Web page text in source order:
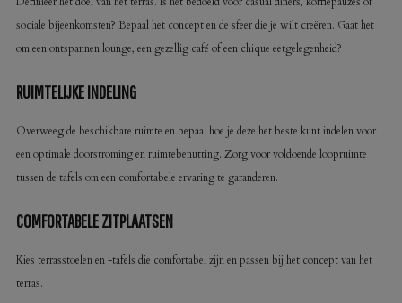
sociale bijeenkomsten? Bepaal het concept en de sfeer die je wilt creëren. Gaat het
om een ontspannen lounge, een gezellig café of een chique eetgelegenheid?
RUIMTELIJKE INDELING
Overweeg de beschikbare ruimte en bepaal hoe je deze het beste kunt indelen voor
een optimale doorstroming en ruimtebenutting. Zorg voor voldoende loopruimte
tussen de tafels om een comfortabele ervaring te garanderen.
COMFORTABELE ZITPLAATSEN
Kies terrasstoelen en -tafels die comfortabel zijn en passen bij het concept van het
terras.